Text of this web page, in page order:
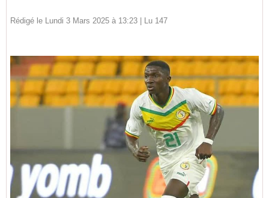
Rédigé le Lundi 3 Mars 2025 à 13:23 | Lu 147